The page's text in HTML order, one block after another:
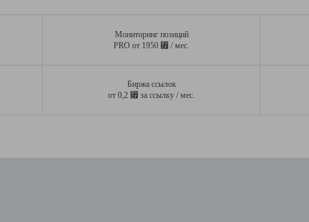
Мониторинг позиций
PRO от 1950 ⃏ / мес.
Биржа ссылок
от 0,2 ⃏ за ссылку / мес.